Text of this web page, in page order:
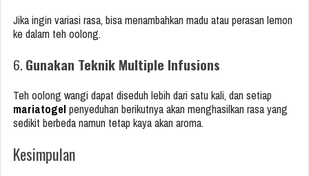
Jika ingin variasi rasa, bisa menambahkan madu atau perasan lemon
ke dalam teh oolong.
6. Gunakan Teknik Multiple Infusions
Teh oolong wangi dapat diseduh lebih dari satu kali, dan setiap
mariatogel penyeduhan berikutnya akan menghasilkan rasa yang
sedikit berbeda namun tetap kaya akan aroma.
Kesimpulan